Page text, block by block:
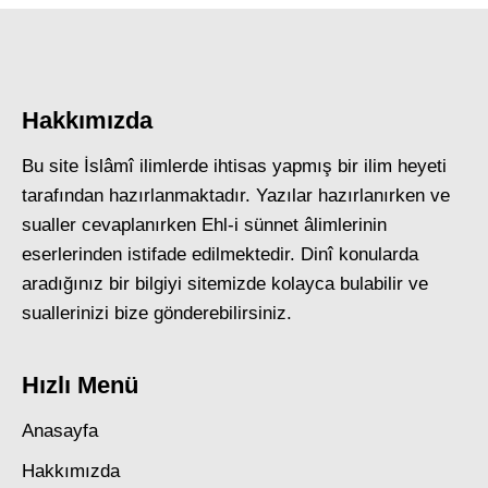
Hakkımızda
Bu site İslâmî ilimlerde ihtisas yapmış bir ilim heyeti
tarafından hazırlanmaktadır. Yazılar hazırlanırken ve
sualler cevaplanırken Ehl-i sünnet âlimlerinin
eserlerinden istifade edilmektedir. Dinî konularda
aradığınız bir bilgiyi sitemizde kolayca bulabilir ve
suallerinizi bize gönderebilirsiniz.
Hızlı Menü
Anasayfa
Hakkımızda